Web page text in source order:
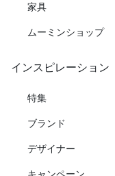
家具
ムーミンショップ
インスピレーション
特集
ブランド
デザイナー
キャンペーン